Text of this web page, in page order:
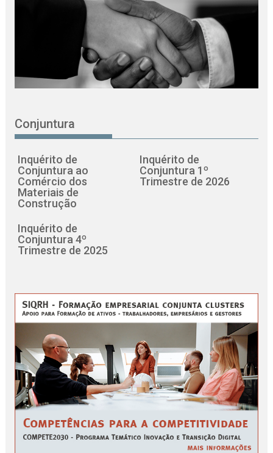
Conjuntura
Inquérito de
Conjuntura ao
Comércio dos
Materiais de
Construção
Inquérito de
Conjuntura 1º
Trimestre de 2026
Inquérito de
Conjuntura 4º
Trimestre de 2025